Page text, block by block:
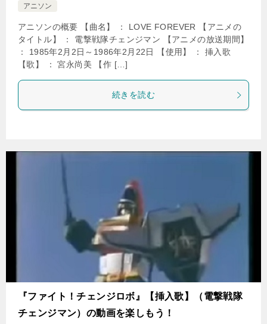
アニソン
アニソンの概要 【曲名】 ： LOVE FOREVER 【アニメの
タイトル】 ： 電撃戦隊チェンジマン 【アニメの放送期間】
： 1985年2月2日～1986年2月22日 【使用】 ： 挿入歌
【歌】 ： 宮永尚美 【作 […]
続きを読む
『ファイト！チェンジロボ』【挿入歌】（電撃戦隊
チェンジマン）の動画を楽しもう！